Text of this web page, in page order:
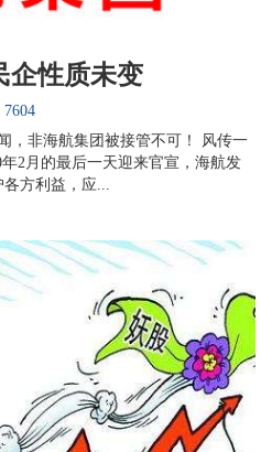
企性质未变
，非海航集团被接管不可！ 风传一
2月的最后一天迎来官宣，海航发
方利益，应...